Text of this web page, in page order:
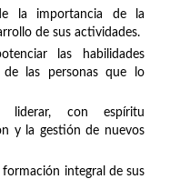
la importancia de la
de sus actividades.
las habilidades
las personas que lo
con espíritu
y la gestión de nuevos
integral de sus